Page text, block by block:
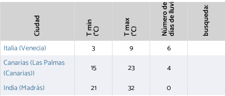
Ciudad T min(°C) T max(°C) Número dedías de lluvia busqueda:
Italia (Venecia) 3 9
6
Canarias (Las Palmas
(Canarias))
15 23
4
India (Madrás)
21 32
0